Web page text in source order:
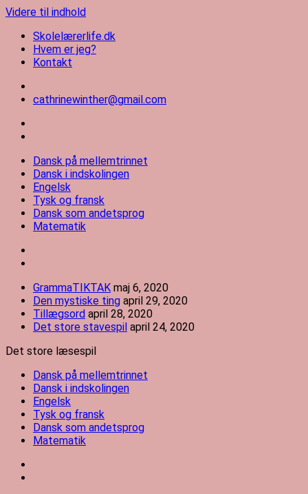
Videre til indhold
Skolelærerlife.dk
Hvem er jeg?
Kontakt
cathrinewinther@gmail.com
Skolelærerlife
Dansk på mellemtrinnet
Dansk i indskolingen
Engelsk
Tysk og fransk
Dansk som andetsprog
Matematik
GrammaTIKTAK maj 6, 2020
Den mystiske ting april 29, 2020
Tillægsord april 28, 2020
Det store stavespil april 24, 2020
Det store læsespil
Dansk på mellemtrinnet
Dansk i indskolingen
Engelsk
Tysk og fransk
Dansk som andetsprog
Matematik